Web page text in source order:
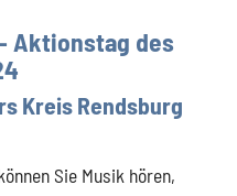
Aktionstag des
Kreis Rendsburg
Sie Musik hören,